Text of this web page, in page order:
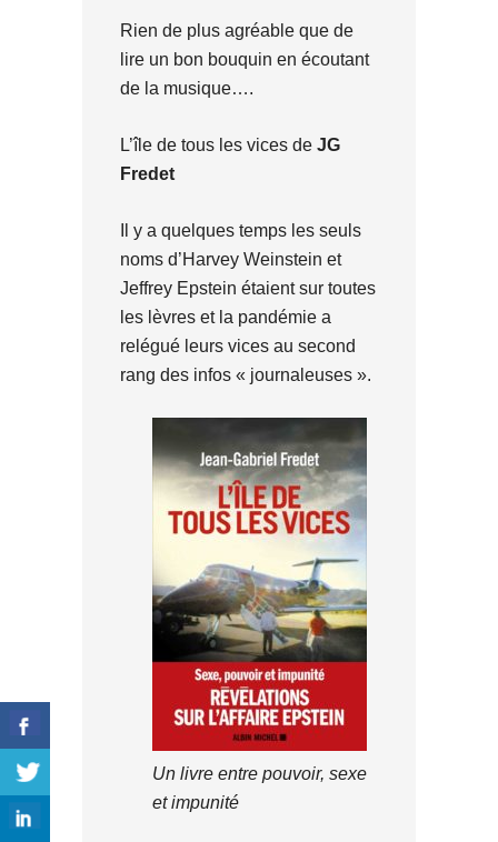
Rien de plus agréable que de
lire un bon bouquin en écoutant
de la musique….
L’île de tous les vices de JG
Fredet
Il y a quelques temps les seuls
noms d’Harvey Weinstein et
Jeffrey Epstein étaient sur toutes
les lèvres et la pandémie a
relégué leurs vices au second
rang des infos « journaleuses ».
Un livre entre pouvoir, sexe
et impunité